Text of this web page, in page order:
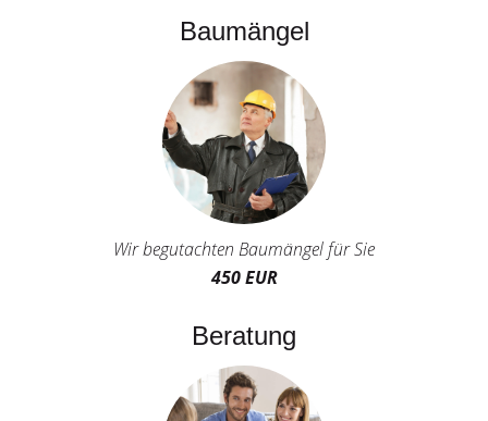
Baumängel
Wir begutachten Baumängel für Sie
450 EUR
Beratung